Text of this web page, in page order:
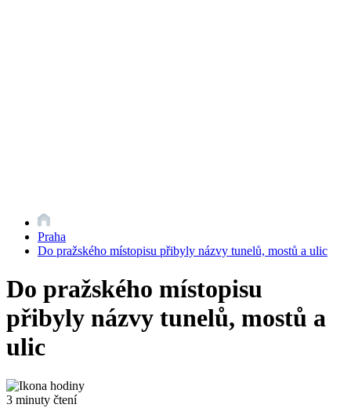
Praha
Do pražského místopisu přibyly názvy tunelů, mostů a ulic
Do pražského místopisu
přibyly názvy tunelů, mostů a
ulic
3 minuty čtení